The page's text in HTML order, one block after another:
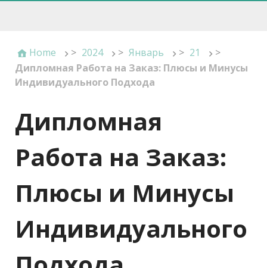
Home > 2024 > Январь > 21
>
Дипломная Работа на Заказ: Плюсы и Минусы
Индивидуального Подхода
Дипломная
Работа на Заказ:
Плюсы и Минусы
Индивидуального